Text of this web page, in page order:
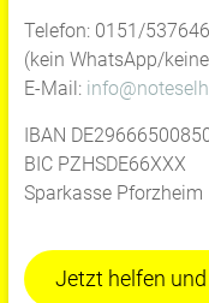
Telefon: 0151/
(kein WhatsApp/
E-Mail:
IBAN
BIC PZHSDE66XXX
Sparkasse Pforzheim
Jetzt helfen